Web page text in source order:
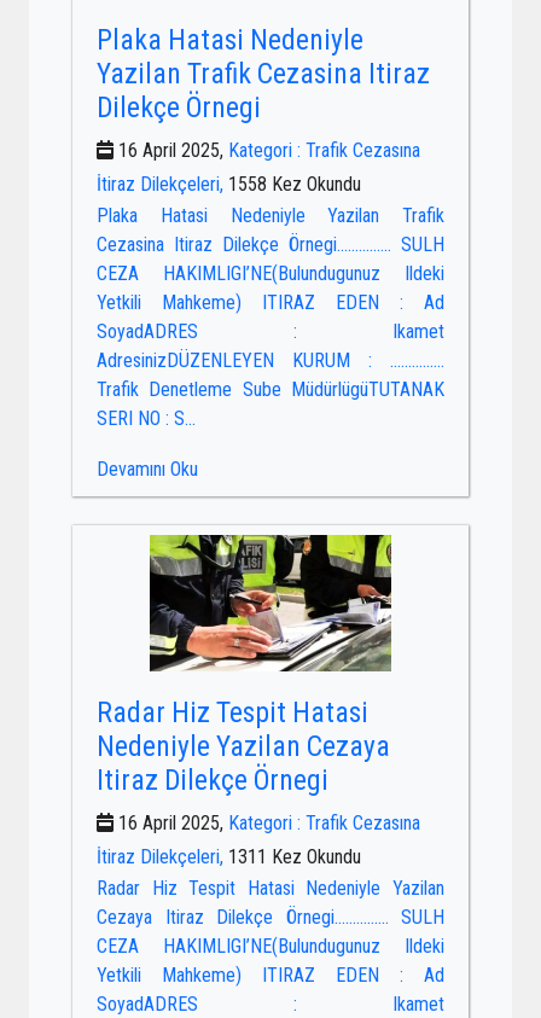
Plaka Hatasi Nedeniyle
Yazilan Trafik Cezasina Itiraz
Dilekçe Örnegi
16 April 2025, Kategori : Trafik Cezasına
İtiraz Dilekçeleri, 1558 Kez Okundu
Plaka Hatasi Nedeniyle Yazilan Trafik
Cezasina Itiraz Dilekçe Örnegi…………… SULH
CEZA HAKIMLIGI’NE(Bulundugunuz Ildeki
Yetkili Mahkeme) ITIRAZ EDEN : Ad
SoyadADRES : Ikamet
AdresinizDÜZENLEYEN KURUM : ……………
Trafik Denetleme Sube MüdürlügüTUTANAK
SERI NO : S...
Devamını Oku
Radar Hiz Tespit Hatasi
Nedeniyle Yazilan Cezaya
Itiraz Dilekçe Örnegi
16 April 2025, Kategori : Trafik Cezasına
İtiraz Dilekçeleri, 1311 Kez Okundu
Radar Hiz Tespit Hatasi Nedeniyle Yazilan
Cezaya Itiraz Dilekçe Örnegi…………… SULH
CEZA HAKIMLIGI’NE(Bulundugunuz Ildeki
Yetkili Mahkeme) ITIRAZ EDEN : Ad
SoyadADRES : Ikamet